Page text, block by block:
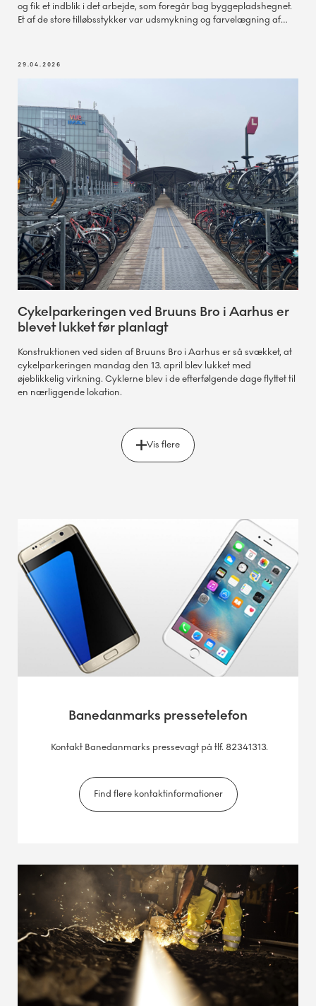
og fik et indblik i det arbejde, som foregår bag byggepladshegnet.
Et af de store tilløbsstykker var udsmykning og farvelægning af
29.04.2026
Cykelparkeringen ved Bruuns Bro i Aarhus er
blevet lukket før planlagt
Konstruktionen ved siden af Bruuns Bro i Aarhus er så svækket, at
cykelparkeringen mandag den 13. april blev lukket med
øjeblikkelig virkning. Cyklerne blev i de efterfølgende dage flyttet til
en nærliggende lokation.
Vis flere
Banedanmarks pressetelefon
Kontakt Banedanmarks pressevagt på tlf. 82341313.
Find flere kontaktinformationer